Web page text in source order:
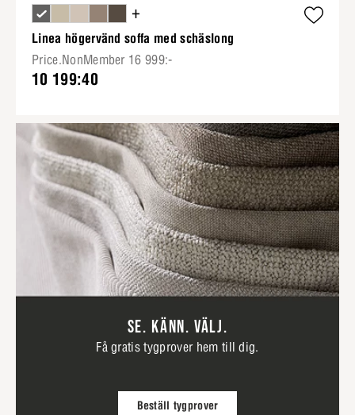
+
Linea högervänd soffa med schäslong
Price.NonMember 16 999:-
10 199:40
SE. KÄNN. VÄLJ.
Få gratis tygprover hem till dig.
Beställ tygprover